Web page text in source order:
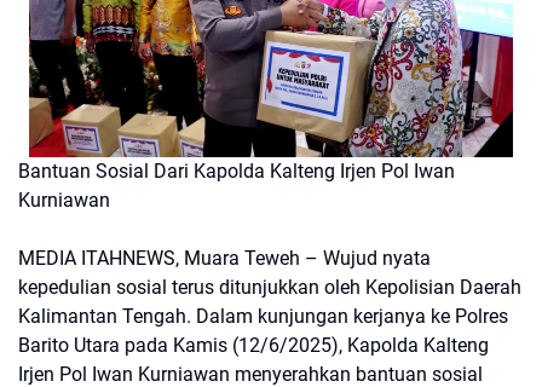
Bantuan Sosial Dari Kapolda Kalteng Irjen Pol Iwan
Kurniawan
MEDIA ITAHNEWS, Muara Teweh – Wujud nyata
kepedulian sosial terus ditunjukkan oleh Kepolisian Daerah
Kalimantan Tengah. Dalam kunjungan kerjanya ke Polres
Barito Utara pada Kamis (12/6/2025), Kapolda Kalteng
Irjen Pol Iwan Kurniawan menyerahkan bantuan sosial